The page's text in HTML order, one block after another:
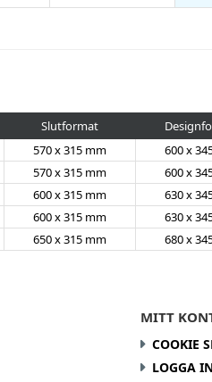
Slutformat
570 x 315 mm 600 x
570 x 315 mm 600 x
600 x 315 mm 630 x
600 x 315 mm 630 x
650 x 315 mm 680 x
MITT
COOKIE
LOGGA